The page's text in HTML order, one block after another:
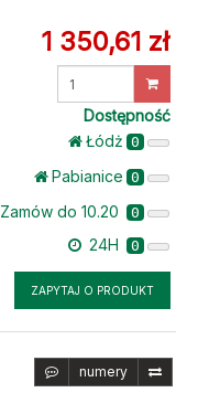
1 350,61 zł
Dostępność
Łódż 0
Pabianice 0
Zamów do 10.20 0
24H 0
ZAPYTAJ O PRODUKT
numery